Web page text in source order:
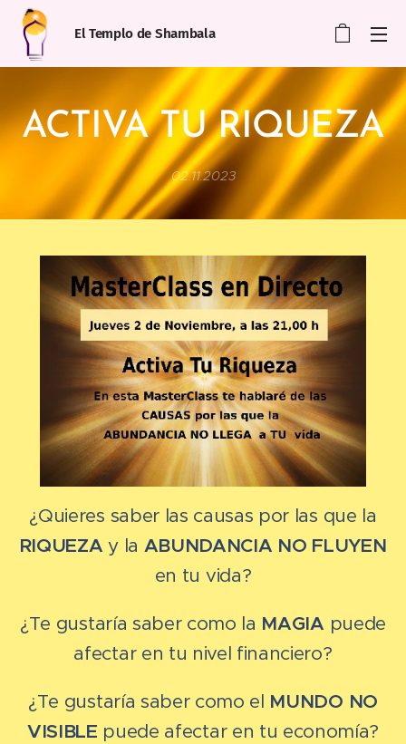
El Templo de Shambala
ACTIVA TU RIQUEZA
02.11.2023
¿Quieres saber las causas por las que la
RIQUEZA y la ABUNDANCIA NO FLUYEN
en tu vida?
¿Te gustaría saber como la MAGIA puede
afectar en tu nivel financiero?
¿Te gustaría saber como el MUNDO NO
VISIBLE puede afectar en tu economía?